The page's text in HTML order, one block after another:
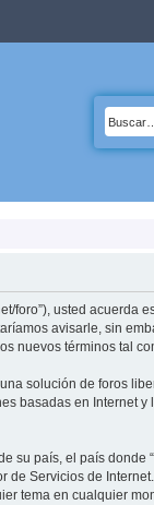
foro”), usted
avisarle, sin
nuevos términos tal
solución de foros
basadas en Internet
país, el país donde
Servicios de
tema en cualquier